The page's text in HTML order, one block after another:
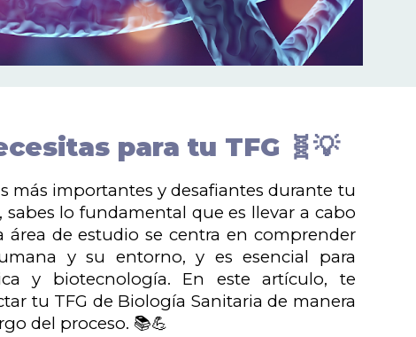
para tu TFG 🧬💡
más importantes y desafiantes durante tu
, sabes lo fundamental que es llevar a cabo
de estudio se centra en comprender
y su entorno, y es esencial para
y biotecnología. En este artículo, te
tu TFG de Biología Sanitaria de manera
del proceso. 📚💪